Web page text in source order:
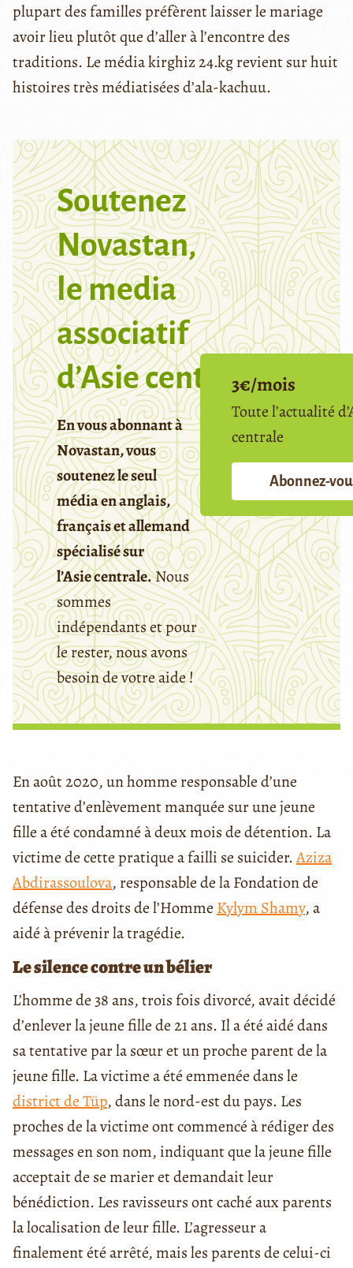
plupart des familles préfèrent laisser le mariage
avoir lieu plutôt que d’aller à l’encontre des
traditions. Le média kirghiz 24.kg revient sur huit
histoires très médiatisées d’ala-kachuu.
Soutenez
Novastan,
le media
associatif
d’Asie centrale
En vous abonnant à
Novastan, vous
soutenez le seul
média en anglais,
français et allemand
spécialisé sur
l’Asie centrale.Nous
sommes
indépendants et pour
le rester, nous avons
besoin de votre aide !
3€/mois
Toute l’actualité
centrale
Abonnez-
En août 2020, un homme responsable d’une
tentative d’enlèvement manquée sur une jeune
fille a été condamné à deux mois de détention. La
victime de cette pratique a failli se suicider.Aziza
Abdirassoulova, responsable de la Fondation de
défense des droits de l’Homme Kylym Shamy, a
aidé à prévenir la tragédie.
Le silence contre un bélier
L’homme de 38 ans, trois fois divorcé, avait décidé
d’enlever la jeune fille de 21 ans. Il a été aidé dans
sa tentative par la sœur et un proche parent de la
jeune fille. La victime a été emmenée dans le
district de Tüp, dans le nord-est du pays. Les
proches de la victime ont commencé à rédiger des
messages en son nom, indiquant que la jeune fille
acceptait de se marier et demandait leur
bénédiction. Les ravisseurs ont caché aux parents
la localisation de leur fille. L’agresseur a
finalement été arrêté, mais les parents de celui-ci